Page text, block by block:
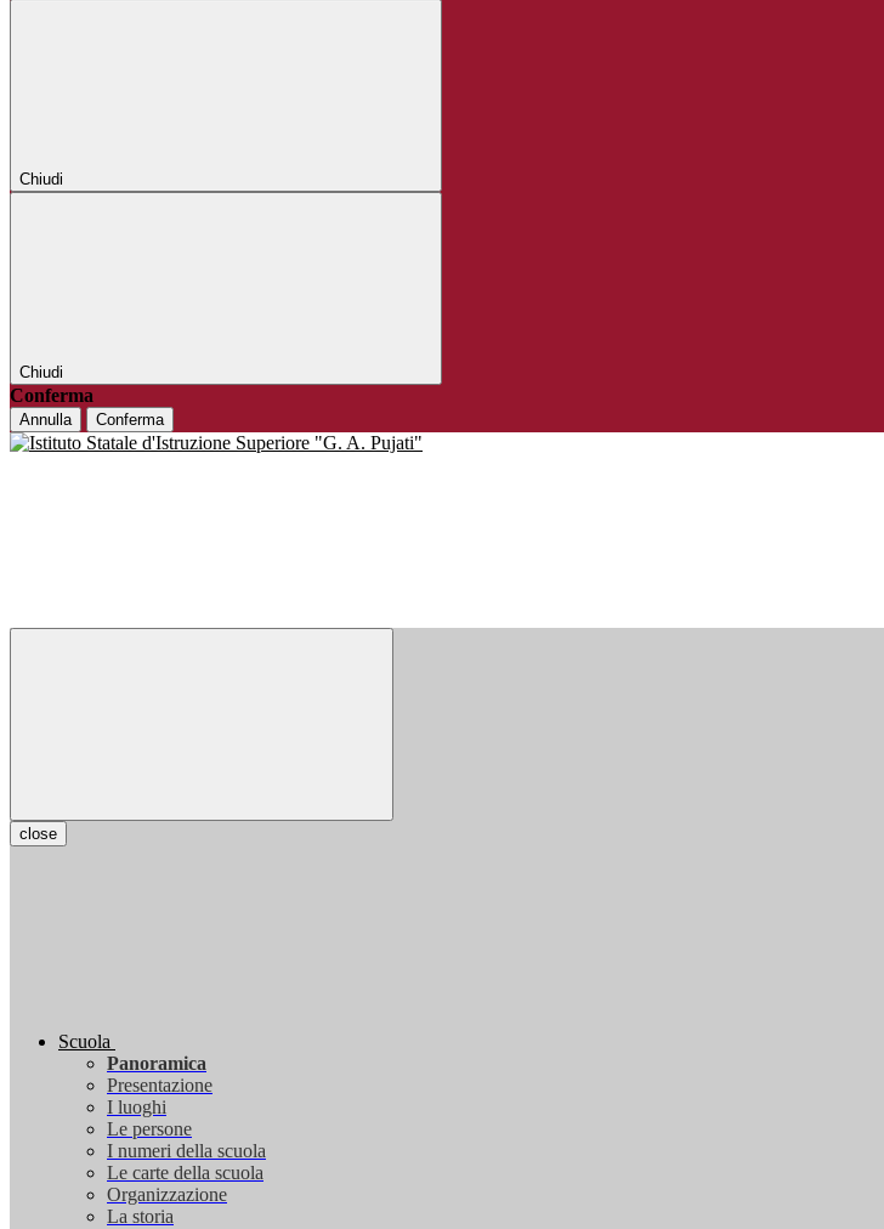
Chiudi
Chiudi
Conferma
Annulla Conferma
close
Scuola
Panoramica
Presentazione
I luoghi
Le persone
I numeri della scuola
Le carte della scuola
Organizzazione
La storia